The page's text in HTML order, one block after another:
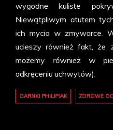
wygodne kuliste
Niewątpliwym atutem
ich mycia w zmywarce.
ucieszy również fakt, że
możemy również w
odkręceniu uchwytów).
GARNKI PHILIPIAK ZDROWE